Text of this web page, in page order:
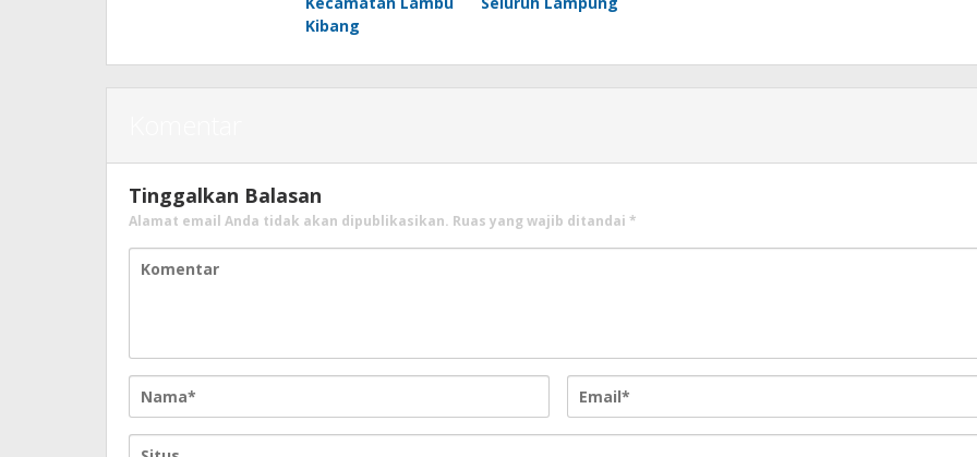
Kibang
Tinggalkan Balasan
Alamat email Anda tidak akan dipublikasikan. Ruas yang wajib ditandai *